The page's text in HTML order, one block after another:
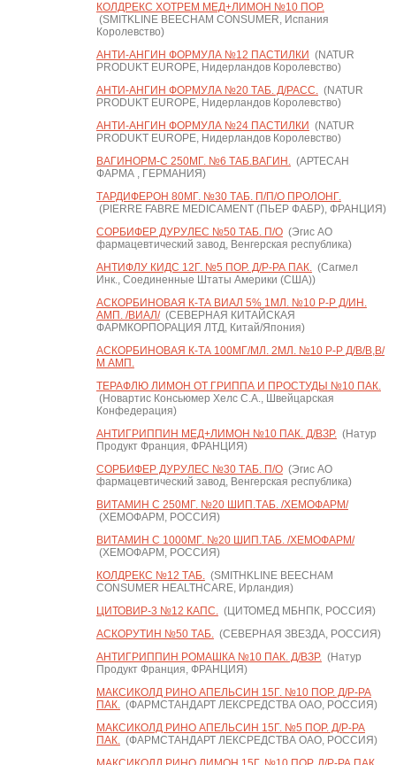
КОЛДРЕКС ХОТРЕМ МЕД+ЛИМОН №10 ПОР.
(SMITKLINE BEECHAM CONSUMER, Испания
Королевство)
АНТИ-АНГИН ФОРМУЛА №12 ПАСТИЛКИ (NATUR
PRODUKT EUROPE, Нидерландов Королевство)
АНТИ-АНГИН ФОРМУЛА №20 ТАБ. Д/РАСС.(NATUR
PRODUKT EUROPE, Нидерландов Королевство)
АНТИ-АНГИН ФОРМУЛА №24 ПАСТИЛКИ (NATUR
PRODUKT EUROPE, Нидерландов Королевство)
ВАГИНОРМ-С 250МГ. №6 ТАБ.ВАГИН.(АРТЕСАН
ФАРМА , ГЕРМАНИЯ)
ТАРДИФЕРОН 80МГ. №30 ТАБ. П/П/О ПРОЛОНГ.
(PIERRE FABRE MEDICAMENT (ПЬЕР ФАБР), ФРАНЦИЯ)
СОРБИФЕР ДУРУЛЕС №50 ТАБ. П/О(Эгис АО
фармацевтический завод, Венгерская республика)
АНТИФЛУ КИДС 12Г. №5 ПОР. Д/Р-РА ПАК.(Сагмел
Инк., Соединенные Штаты Америки (США))
АСКОРБИНОВАЯ К-ТА ВИАЛ 5% 1МЛ. №10 Р-Р Д/ИН.
АМП. /ВИАЛ/(СЕВЕРНАЯ КИТАЙСКАЯ
ФАРМКОРПОРАЦИЯ ЛТД, Китай/Япония)
АСКОРБИНОВАЯ К-ТА 100МГ/МЛ. 2МЛ. №10 Р-Р Д/В/В,В/
М АМП.
ТЕРАФЛЮ ЛИМОН ОТ ГРИППА И ПРОСТУДЫ №10 ПАК.
(Новартис Консьюмер Хелс С.А., Швейцарская
Конфедерация)
АНТИГРИППИН МЕД+ЛИМОН №10 ПАК. Д/ВЗР.(Натур
Продукт Франция, ФРАНЦИЯ)
СОРБИФЕР ДУРУЛЕС №30 ТАБ. П/О(Эгис АО
фармацевтический завод, Венгерская республика)
ВИТАМИН С 250МГ. №20 ШИП.ТАБ. /ХЕМОФАРМ/
(ХЕМОФАРМ, РОССИЯ)
ВИТАМИН С 1000МГ. №20 ШИП.ТАБ. /ХЕМОФАРМ/
(ХЕМОФАРМ, РОССИЯ)
КОЛДРЕКС №12 ТАБ.(SMITHKLINE BEECHAM
CONSUMER HEALTHCARE, Ирландия)
ЦИТОВИР-3 №12 КАПС.(ЦИТОМЕД МБНПК, РОССИЯ)
АСКОРУТИН №50 ТАБ.(СЕВЕРНАЯ ЗВЕЗДА, РОССИЯ)
АНТИГРИППИН РОМАШКА №10 ПАК. Д/ВЗР.(Натур
Продукт Франция, ФРАНЦИЯ)
МАКСИКОЛД РИНО АПЕЛЬСИН 15Г. №10 ПОР. Д/Р-РА
ПАК.(ФАРМСТАНДАРТ ЛЕКСРЕДСТВА ОАО, РОССИЯ)
МАКСИКОЛД РИНО АПЕЛЬСИН 15Г. №5 ПОР. Д/Р-РА
ПАК.(ФАРМСТАНДАРТ ЛЕКСРЕДСТВА ОАО, РОССИЯ)